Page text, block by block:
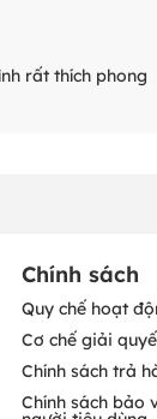
rất thích phong
Chính sách
Quy chế hoạt
Cơ chế giải
Chính sách trả
Chính sách bảo